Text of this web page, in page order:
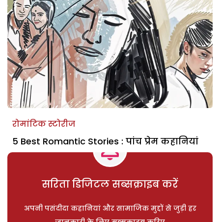
रोमांटिक स्टोरीज
5 Best Romantic Stories : पांच प्रेम कहानियां
सरिता डिजिटल सब्सक्राइब करें
अपनी पसंदीदा कहानियां और सामाजिक मुद्दों से जुड़ी हर